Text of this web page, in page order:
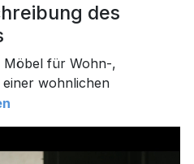
des
Möbel für Wohn-,
einer wohnlichen